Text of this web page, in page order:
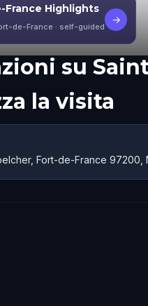
France Highlights
de-France · self-guided
→
su
la visita
Fort-de-France 97200,